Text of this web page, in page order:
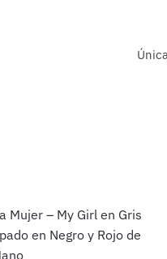
Única